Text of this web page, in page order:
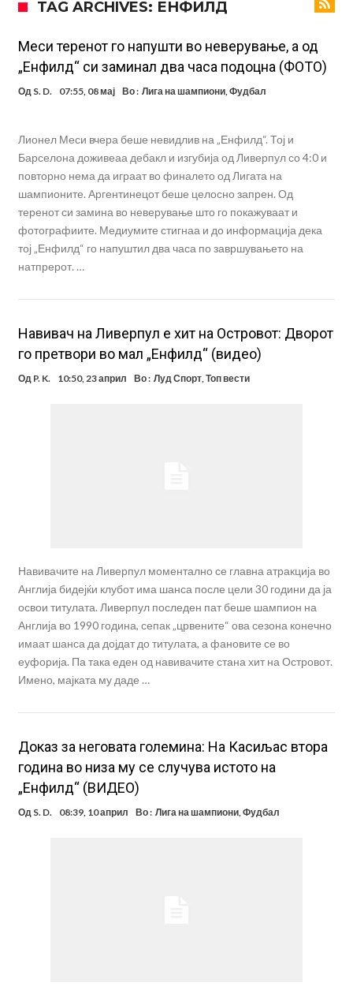
Ова никогаш не му се случило на Новак: Синер и Алкараз се
повлекуваат, а Зверев веднаш се „распадна“
Реал Мадрид донесе одлука: Eндрик заминува во Премиер
лигата!
(ФОТО) Тажна вест од Аргентина: Голема загуба во семејството
на Меси
Мурињо воведува строга дисциплина во Реал Мадрид: Ова се
информации, добивала пари од УЕФА
Ромеро се согласи на условите со Атлетико
TAG ARCHIVES: ЕНФИЛД
Меси теренот го напушти во неверување, а од
„Енфилд“ си заминал два часа подоцна (ФОТО)
Од S. D. 07:55, 08 мај Во : Лига на шампиони, Фудбал
Лионел Меси вчера беше невидлив на „Енфилд“. Тој и
Барселона доживеаа дебакл и изгубија од Ливерпул со 4:0 и
повторно нема да играат во финалето од Лигата на
шампионите. Аргентинецот беше целосно запрен. Од
теренот си замина во неверување што го покажуваат и
фотографиите. Медиумите стигнаа и до информација дека
тој „Енфилд“ го напуштил два часа по завршувањето на
натпрерот. …
Навивач на Ливерпул е хит на Островот: Дворот
го претвори во мал „Енфилд“ (видео)
Од P. K. 10:50, 23 април Во : Луд Спорт, Топ вести
Навивачите на Ливерпул моментално се главна атракција во
Англија бидејќи клубот има шанса после цели 30 години да ја
освои титулата. Ливерпул последен пат беше шампион на
Англија во 1990 година, сепак „црвените“ ова сезона конечно
имаат шанса да дојдат до титулата, а фановите се во
еуфорија. Па така еден од навивачите стана хит на Островот.
Имено, мајката му даде …
Доказ за неговата големина: На Касиљас втора
година во низа му се случува истото на
„Енфилд“ (ВИДЕО)
Од S. D. 08:39, 10 април Во : Лига на шампиони,Фудбал